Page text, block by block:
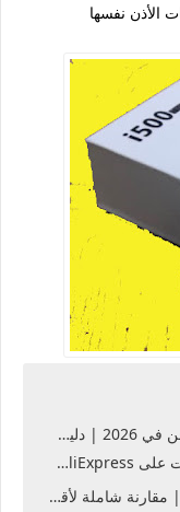
الأذن نفسها